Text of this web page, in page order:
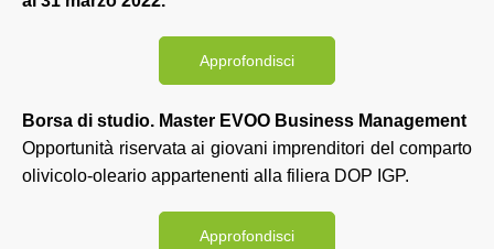
Approfondisci
Borsa di studio. Master EVOO Business Management
Opportunità riservata ai giovani imprenditori del comparto
olivicolo-oleario appartenenti alla filiera DOP IGP.
Approfondisci